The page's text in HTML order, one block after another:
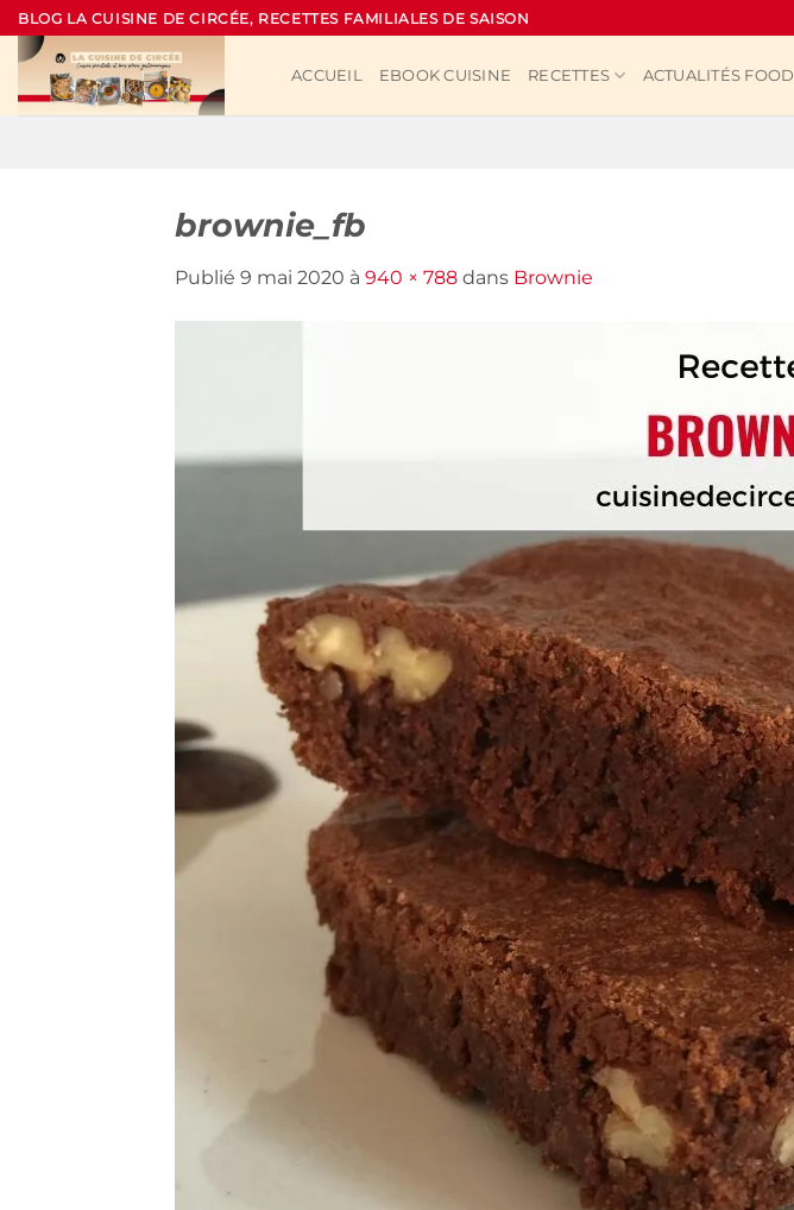
Passer
au
contenu
BLOG LA CUISINE DE CIRCÉE, RECETTES FAMILIALES DE SAISON
ACCUEIL EBOOK CUISINE RECETTES ACTUALITÉS FOOD
brownie_fb
Publié 9 mai 2020 à 940 × 788 dans Brownie